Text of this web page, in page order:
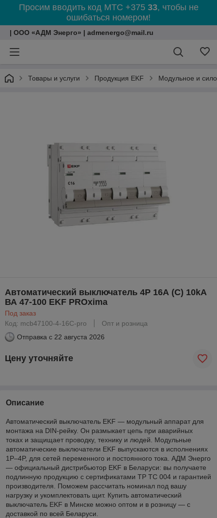
Просим вводить код МТС +375 33, чтобы не
ошибаться номером!
| ООО «АДМ Энерго» | admenergo@mail.ru
Товары и услуги Продукция EKF Модульное и
Автоматический выключатель 4P 16А (C) 10kA
ВА 47-100 EKF PROxima
Под заказ
Код: mcb47100-4-16C-pro
Опт и розница
Отправка с 22 августа 2026
Цену уточняйте
Описание
Автоматический выключатель EKF — модульный аппарат для
монтажа на DIN-рейку. Он размыкает цепь при аварийных
токах и защищает проводку, технику и людей. Модульные
автоматические выключатели EKF выпускаются в исполнениях
1P–4P, для сетей переменного и постоянного тока. АДМ Энерго
— официальный дистрибьютор EKF в Беларуси: вы получаете
подлинную продукцию с сертификатами ТР ТС 004 и гарантией
производителя. Поможем рассчитать номинал под вашу
нагрузку и укомплектовать щит. Купить автоматический
выключатель EKF в Минске можно оптом и в розницу — с
доставкой по всей Беларуси.